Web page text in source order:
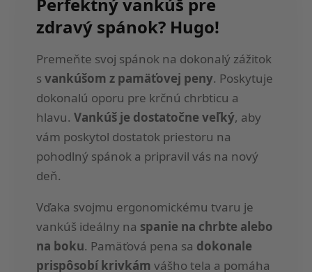
Perfektný vankúš pre
zdravý spánok? Hugo!
Premeňte svoj spánok na dokonalý zážitok
s vankúšom z pamäťovej peny. Poskytuje
dokonalú oporu pre krčnú chrbticu a
hlavu. Vankúš je dostatočne veľký, aby
vám poskytol dostatok priestoru na
pohodlný spánok a pripravil vás na nový
deň.
Vďaka svojmu ergonomickému tvaru je
vankúš ideálny na spanie na chrbte alebo
na boku. Pamäťová pena sa dokonale
prispôsobí krivkám vášho tela a pomáha